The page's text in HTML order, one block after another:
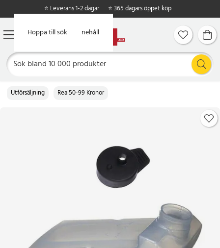
Hoppa till huvudinnehåll
Hoppa till sök
⭐ Leverans 1-2 dagar ⭐ 365 dagars öppet köp
Utförsäljning Rea 50-99 Kronor